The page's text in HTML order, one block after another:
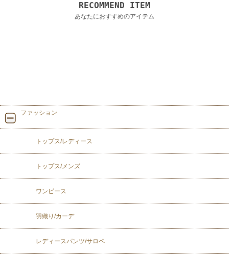
RECOMMEND ITEM
あなたにおすすめのアイテム
ファッション
トップス/レディース
トップス/メンズ
ワンピース
羽織り/カーデ
レディースパンツ/サロペ